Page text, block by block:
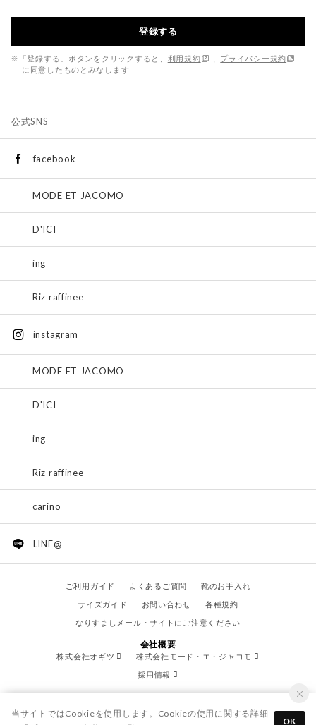
登録する
※「登録する」ボタンをクリックすると、 利用規約
プライバシー規約
に同意したものとみなします
公式SNS
facebook
MODE ET JACOMO
D'ICI
ing
Riz raffinee
instagram
MODE ET JACOMO
D'ICI
ing
Riz raffinee
carino
LINE@
ご利用ガイド よくあるご質問
靴のお手入れ
サイズガイド
お問い合わせ
各種規約
なりすましメール・サイトにご注意ください
会社概要
株式会社オギツ
株式会社モード・エ・ジャコモ
採用情報
当サイトではCookieを使用します。Cookieの使用に関する詳細
OK